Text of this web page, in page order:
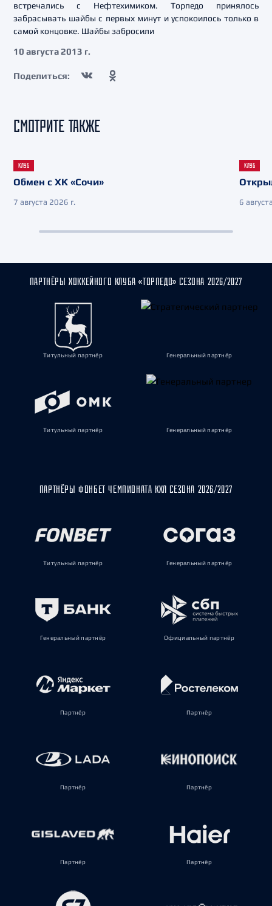
встречались с Нефтехимиком. Торпедо принялось
забрасывать шайбы с первых минут и успокоилось только в
самой концовке. Шайбы забросили
10 августа 2013 г.
Поделиться:
СМОТРИТЕ ТАКЖЕ
КЛУБ
Обмен с ХК «Сочи»
7 августа 2026 г.
КЛУБ
6
ПАРТНЁРЫ ХОККЕЙНОГО КЛУБА «ТОРПЕДО» СЕЗОНА 2026/2027
Титульный партнёр Генеральный партнёр
Титульный партнёр Генеральный партнёр
ПАРТНЁРЫ ФОНБЕТ ЧЕМПИОНАТА КХЛ СЕЗОНА 2026/2027
Титульный партнёр Генеральный партнёр
Генеральный партнёр Официальный партнёр
Партнёр Партнёр
Партнёр Партнёр
Партнёр Партнёр